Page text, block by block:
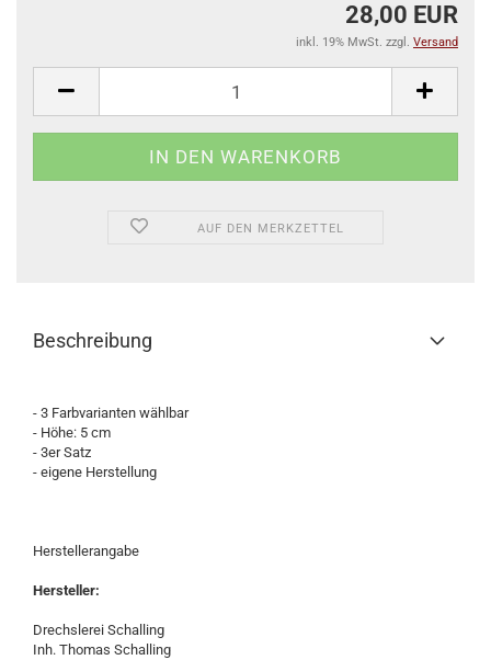
28,00 EUR
inkl. 19% MwSt. zzgl. Versand
AUF DEN MERKZETTEL
Beschreibung
- 3 Farbvarianten wählbar
- Höhe: 5 cm
- 3er Satz
- eigene Herstellung
Herstellerangabe
Hersteller:
Drechslerei Schalling
Inh. Thomas Schalling